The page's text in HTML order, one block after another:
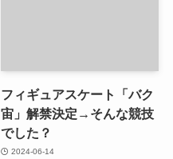
フィギュアスケート「バク
宙」解禁決定→そんな競技
でした？
2024-06-14